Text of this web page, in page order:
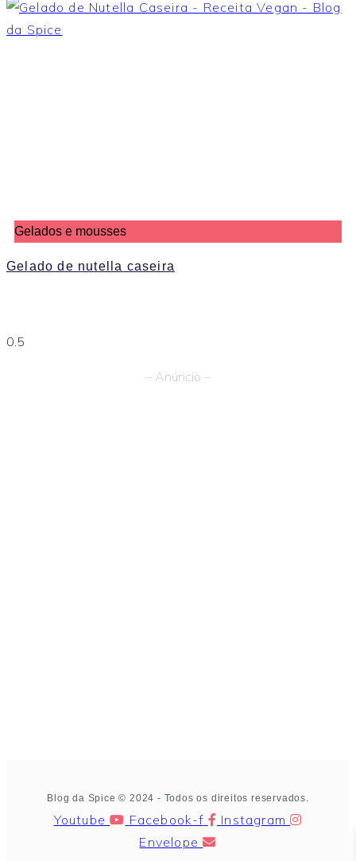
Gelados e mousses
Gelado de nutella caseira
– Anúncio –
Blog da Spice © 2024 - Todos os direitos reservados.
Youtube Facebook-f
Instagram
Envelope